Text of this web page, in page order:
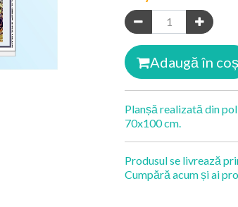
Adaugă în coș
Planșă realizată din
70x100 cm.
Produsul se livrează
Cumpără acum și ai